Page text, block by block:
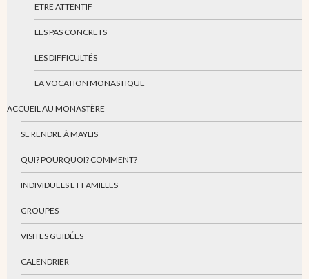
ETRE ATTENTIF
LES PAS CONCRETS
LES DIFFICULTÉS
LA VOCATION MONASTIQUE
ACCUEIL AU MONASTÈRE
SE RENDRE À MAYLIS
QUI? POURQUOI? COMMENT?
INDIVIDUELS ET FAMILLES
GROUPES
VISITES GUIDÉES
CALENDRIER